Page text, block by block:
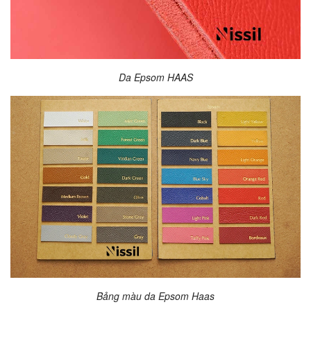
Da Epsom HAAS
Bảng màu da Epsom Haas